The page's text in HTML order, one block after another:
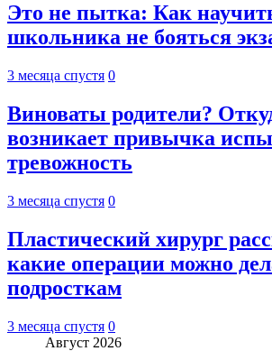
Это не пытка: Как
школьника не бояться
3 месяца спустя 0
Виноваты родители?
возникает привычка
тревожность
3 месяца спустя 0
Пластический хирург
какие операции можно
подросткам
3 месяца спустя 0
Август 2026